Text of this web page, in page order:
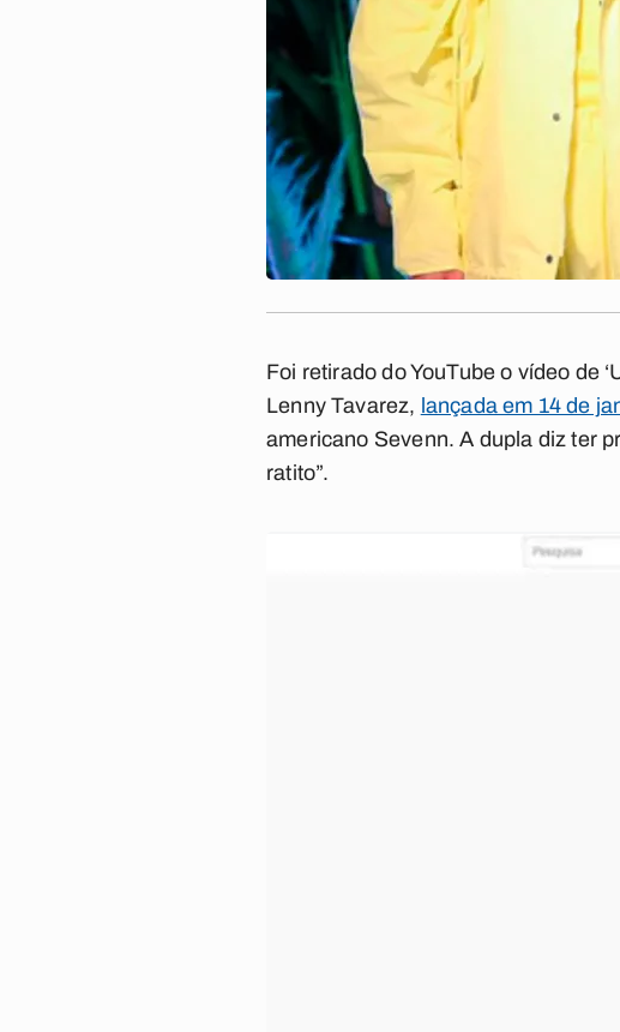
Foi retirado do YouTube o vídeo de
Lenny Tavarez, lançada em 14 de
americano Sevenn. A dupla diz ter
ratito”.